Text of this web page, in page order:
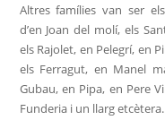
Altres famílies van ser
d’en Joan del molí, els
els Rajolet, en Pelegrí, en
els Ferragut, en Manel
Gubau, en Pipa, en Pere
Funderia i un llarg etcètera.